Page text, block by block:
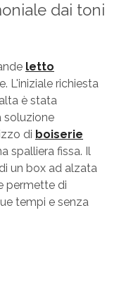
dai toni
letto
L'iniziale richiesta
è stata
soluzione
di boiserie
spalliera fissa. Il
un box ad alzata
permette di
tempi e senza